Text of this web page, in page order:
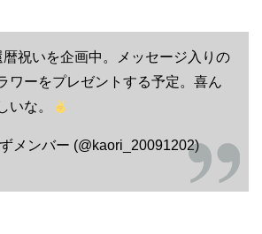
祝いを企画中。メッセージ入りの
ワーをプレゼントする予定。喜ん
いな。
メンバー (@kaori_20091202)